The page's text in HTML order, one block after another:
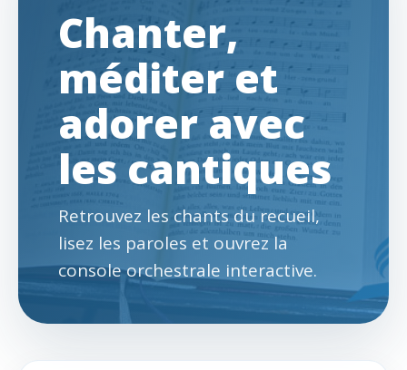
Chanter,
méditer et
adorer avec
les cantiques
Retrouvez les chants du recueil,
lisez les paroles et ouvrez la
console orchestrale interactive.